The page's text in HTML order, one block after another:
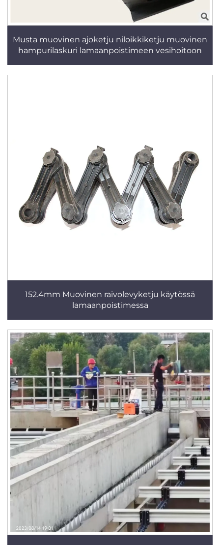
Musta muovinen ajoketju niloikkiketju muovinen
hampurilaskuri lamaanpoistimeen vesihoitoon
152.4mm Muovinen raivolevyketju käytössä
lamaanpoistimessa